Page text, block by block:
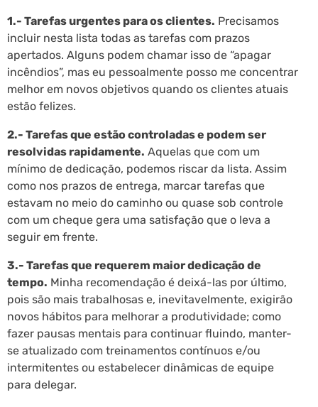
1.- Tarefas urgentes para os clientes. Precisamos
incluir nesta lista todas as tarefas com prazos
apertados. Alguns podem chamar isso de “apagar
incêndios”, mas eu pessoalmente posso me concentrar
melhor em novos objetivos quando os clientes atuais
estão felizes.
2.- Tarefas que estão controladas e podem ser
resolvidas rapidamente. Aquelas que com um
mínimo de dedicação, podemos riscar da lista. Assim
como nos prazos de entrega, marcar tarefas que
estavam no meio do caminho ou quase sob controle
com um cheque gera uma satisfação que o leva a
seguir em frente.
3.- Tarefas que requerem maior dedicação de
tempo. Minha recomendação é deixá-las por último,
pois são mais trabalhosas e, inevitavelmente, exigirão
novos hábitos para melhorar a produtividade; como
fazer pausas mentais para continuar fluindo, manter-
se atualizado com treinamentos contínuos e/ou
intermitentes ou estabelecer dinâmicas de equipe
para delegar.